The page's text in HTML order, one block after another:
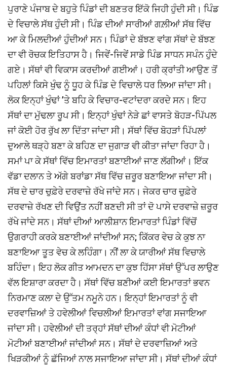
ਪੁਰਾਣੇ ਪੰਜਾਬ ਦੇ ਬਹੁਤੇ ਪਿੰਡਾਂ ਦੀ ਬਣਤਰ ਇੱਕੋ ਜਿਹੀ ਹੁੰਦੀ ਸੀ। ਪਿੰਡ
ਦੇ ਵਿਚਾਲੇ ਸੱਥ ਹੁੰਦੀ ਸੀ। ਪਿੰਡ ਦੀਆਂ ਸਾਰੀਆਂ ਗਲ਼ੀਆਂ ਸੱਥ ਵਿੱਚ
ਆ ਕੇ ਮਿਲਦੀਆਂ ਹੁੰਦੀਆਂ ਸਨ। ਪਿੰਡਾਂ ਦੇ ਬੱਝਣ ਵਾਂਗ ਸੱਥਾਂ ਦੇ ਬੱਝਣ
ਦਾ ਵੀ ਰੋਚਕ ਇਤਿਹਾਸ ਹੈ। ਜਿਵੇਂ-ਜਿਵੇਂ ਸਾਡੇ ਪਿੰਡ ਸਾਧਨ ਸਪੰਨ ਹੁੰਦੇ
ਗਏ। ਸੱਥਾਂ ਵੀ ਵਿਕਾਸ ਕਰਦੀਆਂ ਗਈਆਂ। ਹਰੀ ਕ੍ਰਾਂਤੀ ਆਉਣ ਤੋਂ
ਪਹਿਲਾਂ ਕਿਸੇ ਖੁੰਢ ਨੂੰ ਧੂਹ ਕੇ ਪਿੰਡ ਦੇ ਵਿਚਾਲੇ ਧਰ ਲਿਆ ਜਾਂਦਾ ਸੀ।
ਲੋਕ ਇਨ੍ਹਾਂ ਖੁੰਢਾਂ ’ਤੇ ਬਹਿ ਕੇ ਵਿਚਾਰ-ਵਟਾਂਦਰਾ ਕਰਦੇ ਸਨ। ਇਹ
ਸੱਥਾਂ ਦਾ ਮੁੱਢਲਾ ਰੂਪ ਸੀ। ਇਨ੍ਹਾਂ ਖੁੰਢਾਂ ਨੇੜੇ ਛਾਂ ਵਾਸਤੇ ਬੋਹੜ-ਪਿੱਪਲ
ਜਾਂ ਕੋਈ ਹੋਰ ਰੁੱਖ ਲਾ ਦਿੱਤਾ ਜਾਂਦਾ ਸੀ। ਸੱਥਾਂ ਵਿੱਚ ਬੋਹੜਾਂ ਪਿੱਪਲਾਂ
ਦੁਆਲੇ ਥੜ੍ਹੇ ਬਣਾ ਕੇ ਬਹਿਣ ਦਾ ਜੁਗਾੜ ਵੀ ਕੀਤਾ ਜਾਂਦਾ ਰਿਹਾ ਹੈ।
ਸਮਾਂ ਪਾ ਕੇ ਸੱਥਾਂ ਵਿੱਚ ਇਮਾਰਤਾਂ ਬਣਾਈਆਂ ਜਾਣ ਲੱਗੀਆਂ। ਇੱਕ
ਵੱਡਾ ਦਲਾਨ ਤੇ ਅੱਗੇ ਬਰਾਂਡਾ ਸੱਥ ਵਿੱਚ ਜ਼ਰੂਰ ਬਣਾਇਆ ਜਾਂਦਾ ਸੀ।
ਸੱਥ ਦੇ ਚਾਰ ਚੁਫ਼ੇਰੇ ਦਰਵਾਜ਼ੇ ਰੱਖੇ ਜਾਂਦੇ ਸਨ। ਜੇਕਰ ਚਾਰ ਚੁਫ਼ੇਰੇ
ਦਰਵਾਜ਼ੇ ਰੱਖਣ ਦੀ ਵਿਉਂਤ ਨਹੀਂ ਬਣਦੀ ਸੀ ਤਾਂ ਦੋ ਪਾਸੇ ਦਰਵਾਜ਼ੇ ਜ਼ਰੂਰ
ਰੱਖੇ ਜਾਂਦੇ ਸਨ। ਸੱਥਾਂ ਦੀਆਂ ਆਲੀਸ਼ਾਨ ਇਮਾਰਤਾਂ ਪਿੰਡਾਂ ਵਿੱਚੋਂ
ਉਗਰਾਹੀ ਕਰਕੇ ਬਣਾਈਆਂ ਜਾਂਦੀਆਂ ਸਨ; ਕਿੱਕਰ ਵੇਚ ਕੇ ਕੁਝ ਨਾ
ਬਣਾਇਆ ਤੂਤ ਵੇਚ ਕੇ ਲਹਿੰਗਾ। ਨੀਂ ਲਾ ਕੇ ਯਾਰੀਆਂ ਸੱਥ ਵਿਚਾਲੇ
ਬਹਿੰਦਾ। ਇਹ ਲੋਕ ਗੀਤ ਆਮਦਨ ਦਾ ਕੁਝ ਹਿੱਸਾ ਸੱਥਾਂ ਉੱਪਰ ਲਾਉਣ
ਵੱਲ ਇਸ਼ਾਰਾ ਕਰਦਾ ਹੈ। ਸੱਥਾਂ ਵਿੱਚ ਬਣੀਆਂ ਕਈ ਇਮਾਰਤਾਂ ਭਵਨ
ਨਿਰਮਾਣ ਕਲਾ ਦੇ ਉੱਤਮ ਨਮੂਨੇ ਹਨ। ਇਨ੍ਹਾਂ ਇਮਾਰਤਾਂ ਨੂੰ ਵੀ
ਦਰਵਾਜ਼ਿਆਂ ਤੇ ਹਵੇਲੀਆਂ ਵਿਚਲੀਆਂ ਇਮਾਰਤਾਂ ਵਾਂਗ ਸਜਾਇਆ
ਜਾਂਦਾ ਸੀ। ਹਵੇਲੀਆਂ ਦੀ ਤਰ੍ਹਾਂ ਸੱਥਾਂ ਦੀਆਂ ਕੰਧਾਂ ਵੀ ਮੋਟੀਆਂ
ਮੋਟੀਆਂ ਬਣਾਈਆਂ ਜਾਂਦੀਆਂ ਸਨ। ਸੱਥਾਂ ਦੇ ਦਰਵਾਜ਼ਿਆਂ ਅਤੇ
ਖਿੜਕੀਆਂ ਨੂੰ ਛੱਜਿਆਂ ਨਾਲ ਸਜਾਇਆ ਜਾਂਦਾ ਸੀ। ਸੱਥਾਂ ਦੀਆਂ ਕੰਧਾਂ